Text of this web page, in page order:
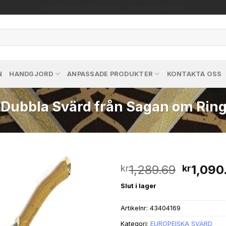
HANDGJORD ANPASSADE PRODUKTER KONTAKTA OSS
Svärd från Sagan om
kr1,289.69 Det
var:
kr
Slut i lager
Artikelnr: 43404169
Kategori: EUROPEISKA SVÄRD